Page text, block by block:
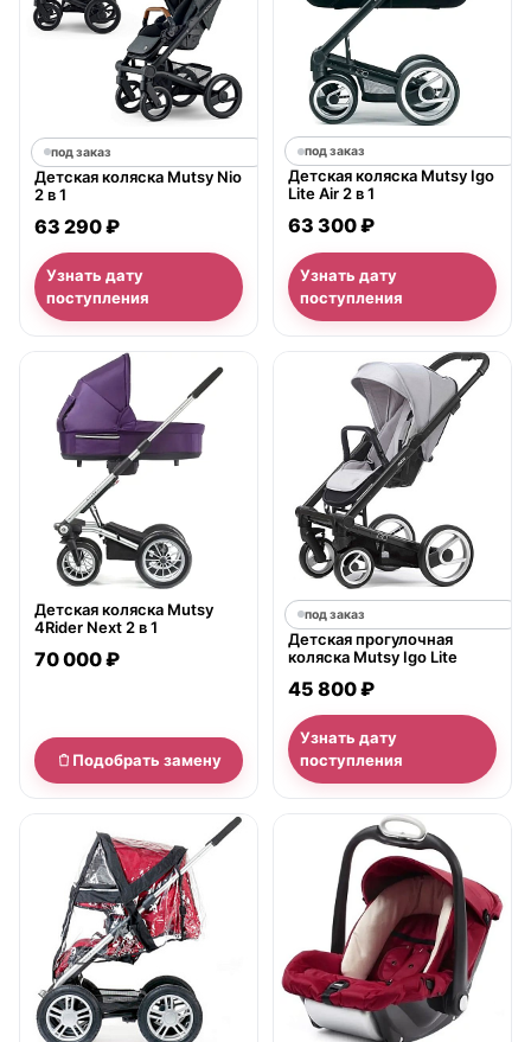
под заказ
Детская коляска Mutsy Nio
2 в 1
63 290 ₽
Узнать дату
поступления
под заказ
Детская коляска Mutsy Igo
Lite Air 2 в 1
63 300 ₽
Узнать дату
поступления
нет в продаже
Детская коляска Mutsy
4Rider Next 2 в 1
70 000 ₽
Подобрать замену
под заказ
Детская прогулочная
коляска Mutsy Igo Lite
45 800 ₽
Узнать дату
поступления
нет в продаже